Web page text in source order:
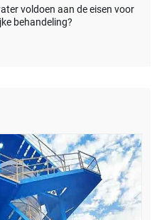
voldoen aan de eisen voor
behandeling?